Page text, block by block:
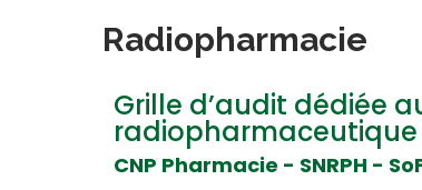
Radiopharmacie
Grille d’audit dédiée
radiopharmaceutique
CNP Pharmacie - SNRPH -